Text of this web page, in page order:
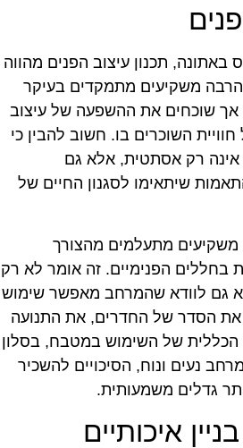
תכנון עיצוב הפנים מהווה
משקיעים מתמקדים בעיקר
אך שוכחים את ההשפעה של עיצוב
השוכרים בו. חשוב להבין כי
רק אסתטית, אלא גם
שיתאימו לסגנון החיים של
משקיעים מתעלמים מהצורך
בחללים הפנימיים. זה אומר לא רק
גם לוודא שהמרחב מאפשר שימוש
את הסדר של החדרים, את התנועה
הכללית של השימוש במטבח, בסלון
נעים ונוח, הסיכויים להשכיר
גדלים משמעותית.
איכותיים